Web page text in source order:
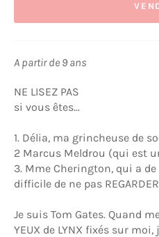
A partir de 9 ans
NE LISEZ PAS
si vous êtes...
1. Délia, ma grincheuse de
2 Marcus Meldrou (qui est
3. Mme Cherington, qui a
difficile de ne pas
Je suis Tom Gates. Quand
YEUX de LYNX fixés sur